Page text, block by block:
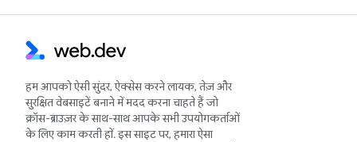
हम आपको ऐसी सुंदर, ऐक्सेस करने लायक, तेज़ और
सुरक्षित वेबसाइटें बनाने में मदद करना चाहते हैं जो
क्रॉस-ब्राउज़र के साथ-साथ आपके सभी उपयोगकर्ताओं
के लिए काम करती हों. इस साइट पर, हमारा ऐसा